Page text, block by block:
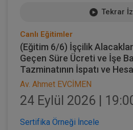
Tekrar
Canlı Eğitimler
(Eğitim 6/6) İşçilik
Geçen Süre Ücreti ve İşe
Tazminatının İspatı ve
Av. Ahmet EVCİMEN
24 Eylül 2026 |
Sertifika Örneği İncele